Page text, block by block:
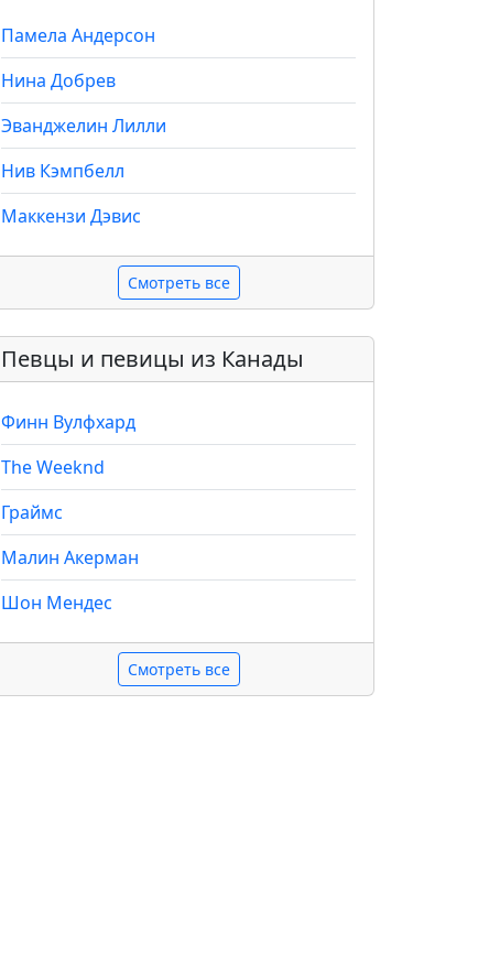
Памела Андерсон
Нина Добрев
Эванджелин Лилли
Нив Кэмпбелл
Маккензи Дэвис
Смотреть все
Певцы и певицы из Канады
Финн Вулфхард
The Weeknd
Граймс
Малин Акерман
Шон Мендес
Смотреть все